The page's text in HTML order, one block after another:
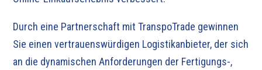
Durch eine Partnerschaft mit TranspoTrade gewinnen
Sie einen vertrauenswürdigen Logistikanbieter, der sich
an die dynamischen Anforderungen der Fertigungs-,